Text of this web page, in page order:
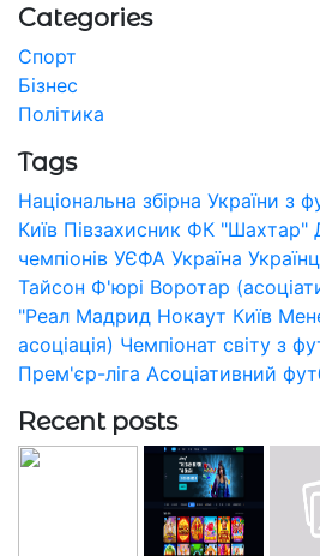
Categories
Спорт
Бізнес
Політика
Tags
Національна збірна України з
Київ Півзахисник ФК "Шахтар"
чемпіонів УЄФА Україна
Тайсон Ф'юрі Воротар
"Реал Мадрид Нокаут Київ
асоціація) Чемпіонат світу з
Прем'єр-ліга Асоціативний
Recent posts